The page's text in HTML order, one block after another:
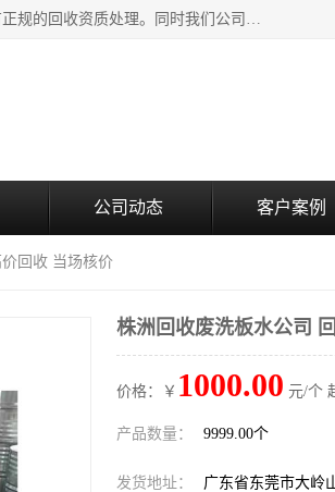
东莞市大岭山莞峰清洗剂经营部提供废旧化工原料的循环使用存放点，执行正规的存放，有正规的回收资质处理。同时我们公司批发零售回收级清洗剂，废液压油、废变压油、废清洗剂、脱模油、再生基础油，质量保证。
公司动态 客户案例
回收 当场核价
株洲回收废洗板水公司
价格：￥ 1000.00 元/个
产品数量： 9999.00个
发货地址： 广东省东莞市大岭